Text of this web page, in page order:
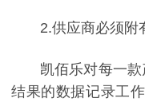
2.供应商必须附
凯佰乐对每一
结果的数据记录工